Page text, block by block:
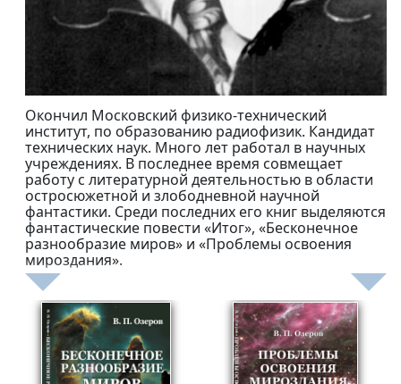
Окончил Московский физико-технический
институт, по образованию радиофизик. Кандидат
технических наук. Много лет работал в научных
учреждениях. В последнее время совмещает
работу с литературной деятельностью в области
остросюжетной и злободневной научной
фантастики. Среди последних его книг выделяются
фантастические повести «Итог», «Бесконечное
разнообразие миров» и «Проблемы освоения
мироздания».